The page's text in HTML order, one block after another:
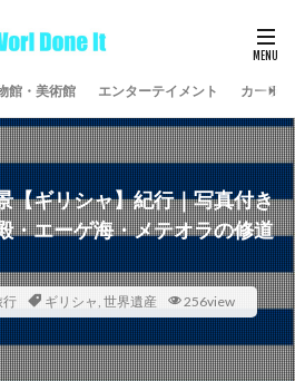
館・美術館 エンターテイメント カーラ
【ギリシャ】紀行｜写真付き
・エーゲ海・メテオラの修道
行 ギリシャ, 世界遺産 256view